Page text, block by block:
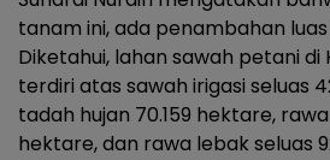
tanam ini, ada penambahan
Diketahui, lahan sawah petani di
terdiri atas sawah irigasi seluas
tadah hujan 70.159 hektare,
hektare, dan rawa lebak seluas